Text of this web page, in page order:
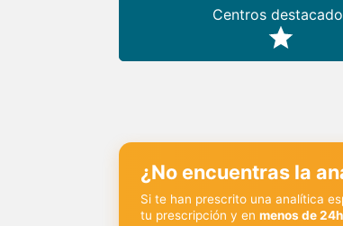
Centros
¿No encuentras la
Si te han prescrito una analítica
tu prescripción y en menos de